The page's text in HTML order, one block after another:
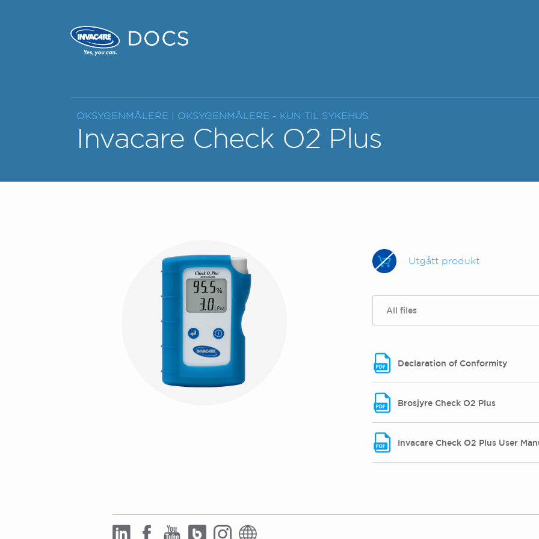
OKSYGENMÅLERE | OKSYGENMÅLERE - KUN TIL SYKEHUS
Invacare Check O2 Plus
Utgått produkt
All files
Declaration of Conformity
Brosjyre Check O2 Plus
Invacare Check O2 Plus User